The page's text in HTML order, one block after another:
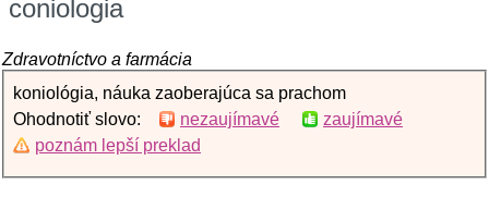
coniologia
Zdravotníctvo a farmácia
koniológia, náuka zaoberajúca sa prachom
Ohodnotiť slovo:
nezaujímavé
zaujímavé
poznám lepší preklad